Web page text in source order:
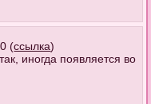
(ссылка)
иногда появляется во